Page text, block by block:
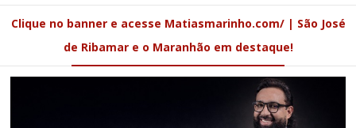
Clique no banner e acesse Matiasmarinho.com/ | São José
de Ribamar e o Maranhão em destaque!